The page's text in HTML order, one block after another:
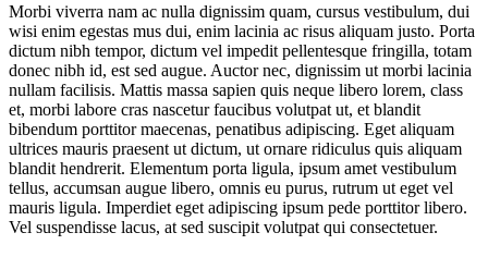
Morbi viverra nam ac nulla dignissim quam, cursus vestibulum, dui
wisi enim egestas mus dui, enim lacinia ac risus aliquam justo. Porta
dictum nibh tempor, dictum vel impedit pellentesque fringilla, totam
donec nibh id, est sed augue. Auctor nec, dignissim ut morbi lacinia
nullam facilisis. Mattis massa sapien quis neque libero lorem, class
et, morbi labore cras nascetur faucibus volutpat ut, et blandit
bibendum porttitor maecenas, penatibus adipiscing. Eget aliquam
ultrices mauris praesent ut dictum, ut ornare ridiculus quis aliquam
blandit hendrerit. Elementum porta ligula, ipsum amet vestibulum
tellus, accumsan augue libero, omnis eu purus, rutrum ut eget vel
mauris ligula. Imperdiet eget adipiscing ipsum pede porttitor libero.
Vel suspendisse lacus, at sed suscipit volutpat qui consectetuer.